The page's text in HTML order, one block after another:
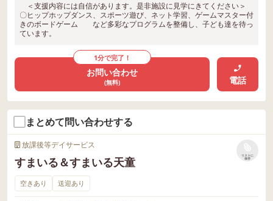
＜支援内容には自信があります。是非施設に見学にきてください＞
〇ヒップホップダンス、スポーツ遊び、ネット学習、ゲームマスター付
きのボードゲーム など多彩なプログラムを整備し、子ども達を待っ
ています。
1分で完了！
お問い合わせ
(無料) 電話
まとめて問い合わせする
放課後等デイサービス
すまいる＆すまいる天童
リストに
保存
空きあり 送迎あり